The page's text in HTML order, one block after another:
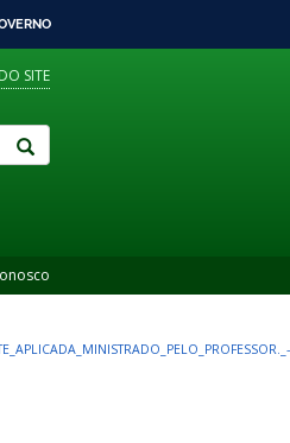
SITE